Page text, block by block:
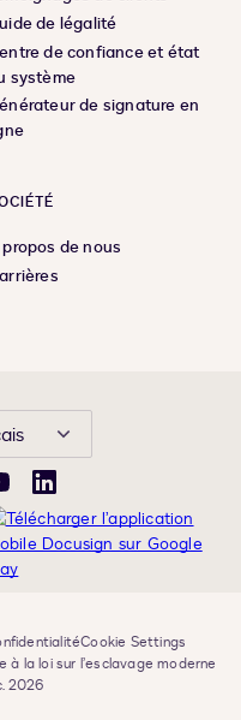
de légalité
de confiance et état
système
de signature en
de nous
LinkedIn
Cookie Settings
la loi sur l’esclavage moderne
2026